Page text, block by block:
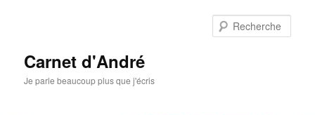
Carnet d'André
Je parle beaucoup plus que j'écris